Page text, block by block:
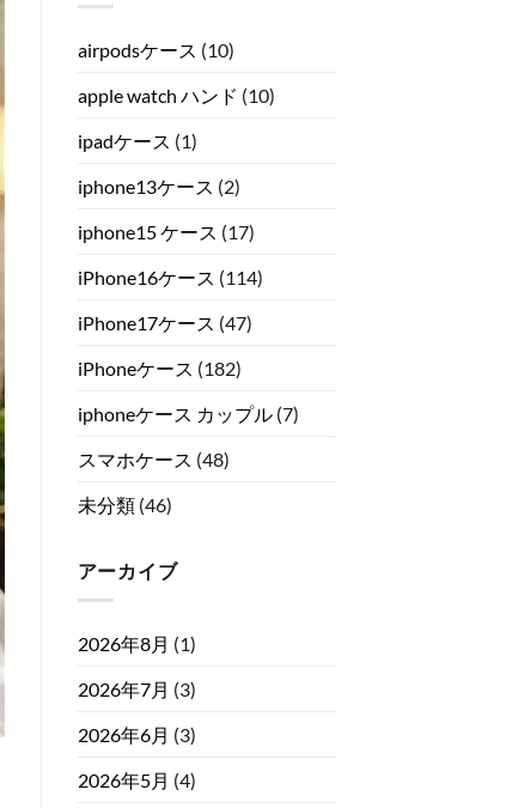
airpodsケース (10)
apple watch ハンド (10)
ipadケース (1)
iphone13ケース (2)
iphone15 ケース (17)
iPhone16ケース (114)
iPhone17ケース (47)
iPhoneケース (182)
iphoneケース カップル(7)
スマホケース (48)
未分類(46)
アーカイブ
2026年8月 (1)
2026年7月 (3)
2026年6月 (3)
2026年5月 (4)